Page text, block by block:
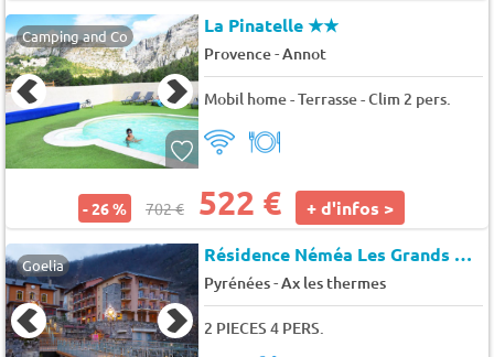
Camping and Co La Pinatelle★★
Provence-Annot
Mobil home - Terrasse - Clim 2 pers.
- 26 % 702 € 522 € + d'infos >
Goelia Résidence Néméa Les Grands Ax
Pyrénées-Ax les thermes
2 PIECES 4 PERS.